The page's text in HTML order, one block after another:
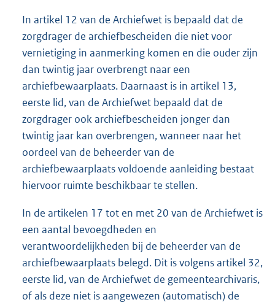
In artikel 12 van de Archiefwet is bepaald dat de
zorgdrager de archiefbescheiden die niet voor
vernietiging in aanmerking komen en die ouder zijn
dan twintig jaar overbrengt naar een
archiefbewaarplaats. Daarnaast is in artikel 13,
eerste lid, van de Archiefwet bepaald dat de
zorgdrager ook archiefbescheiden jonger dan
twintig jaar kan overbrengen, wanneer naar het
oordeel van de beheerder van de
archiefbewaarplaats voldoende aanleiding bestaat
hiervoor ruimte beschikbaar te stellen.
In de artikelen 17 tot en met 20 van de Archiefwet is
een aantal bevoegdheden en
verantwoordelijkheden bij de beheerder van de
archiefbewaarplaats belegd. Dit is volgens artikel 32,
eerste lid, van de Archiefwet de gemeentearchivaris,
of als deze niet is aangewezen (automatisch) de